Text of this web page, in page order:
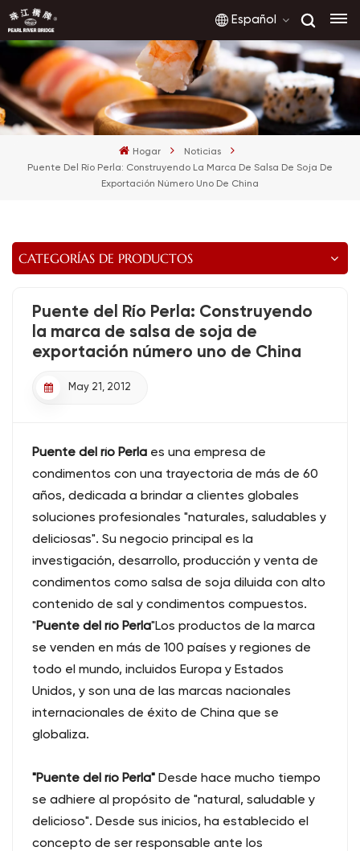
Español
English
français
русский
Hogar
Noticias
Puente Del Río Perla: Construyendo La Marca De Salsa De Soja De
Exportación Número Uno De China
CATEGORÍAS DE PRODUCTOS
Puente del Río Perla: Construyendo
la marca de salsa de soja de
exportación número uno de China
May 21, 2012
Puente del río Perla es una empresa de
condimentos con una trayectoria de más de 60
años, dedicada a brindar a clientes globales
soluciones profesionales "naturales, saludables y
deliciosas". Su negocio principal es la
investigación, desarrollo, producción y venta de
condimentos como salsa de soja diluida con alto
contenido de sal y condimentos compuestos.
"Puente del río Perla"Los productos de la marca
se venden en más de 100 países y regiones de
todo el mundo, incluidos Europa y Estados
Unidos, y son una de las marcas nacionales
internacionales de éxito de China que se
globaliza.
"Puente del río Perla" Desde hace mucho tiempo
se adhiere al propósito de "natural, saludable y
delicioso". Desde sus inicios, ha establecido el
concepto de ser responsable ante los